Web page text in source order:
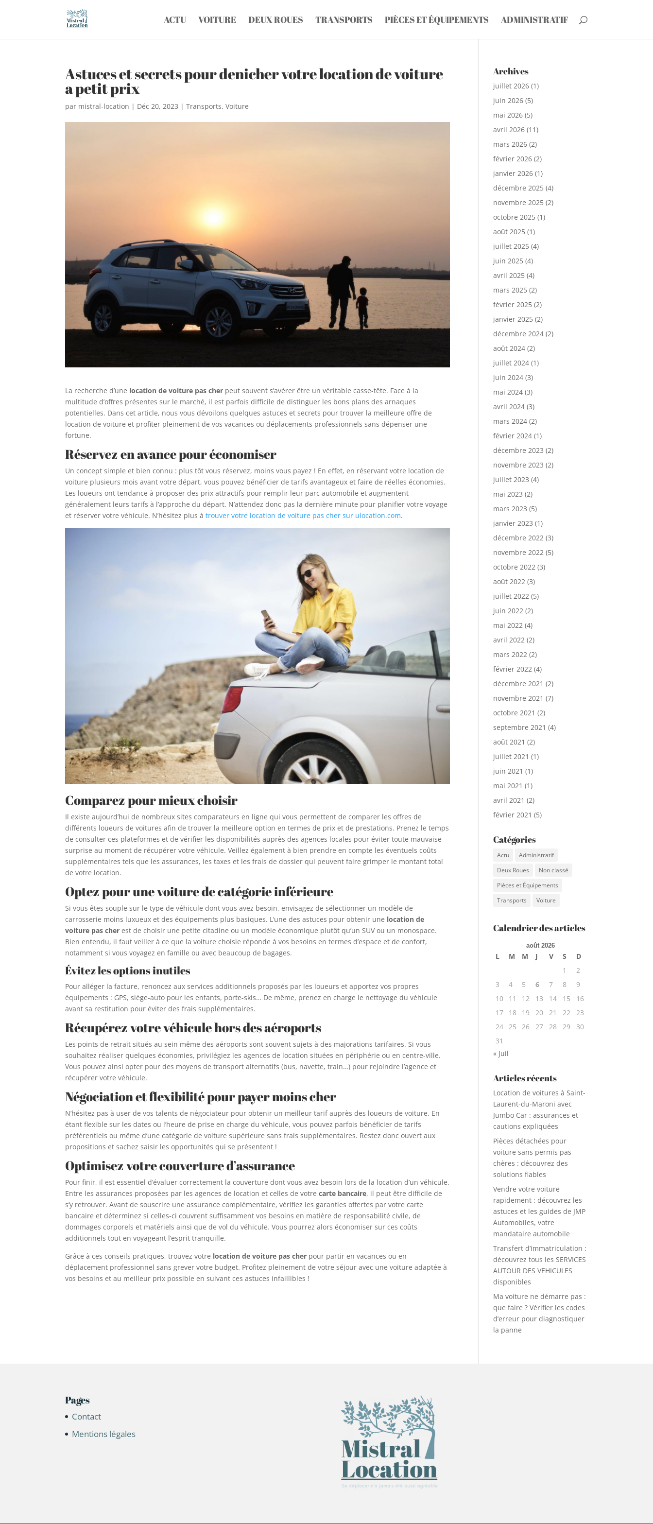
ACTU VOITURE DEUX ROUES TRANSPORTS PIÈCES ET ÉQUIPEMENTS ADMINISTRATIF
Astuces et secrets pour denicher votre location de voiture
a petit prix
par mistral-location | Déc 20, 2023 |Transports,Voiture
La recherche d’une location de voiture pas cher peut souvent s’avérer être un véritable casse-tête. Face à la
multitude d’offres présentes sur le marché, il est parfois difficile de distinguer les bons plans des arnaques
potentielles. Dans cet article, nous vous dévoilons quelques astuces et secrets pour trouver la meilleure offre de
location de voiture et profiter pleinement de vos vacances ou déplacements professionnels sans dépenser une
fortune.
Réservez en avance pour économiser
Un concept simple et bien connu : plus tôt vous réservez, moins vous payez ! En effet, en réservant votre location de
voiture plusieurs mois avant votre départ, vous pouvez bénéficier de tarifs avantageux et faire de réelles économies.
Les loueurs ont tendance à proposer des prix attractifs pour remplir leur parc automobile et augmentent
généralement leurs tarifs à l’approche du départ. N’attendez donc pas la dernière minute pour planifier votre voyage
et réserver votre véhicule. N’hésitez plus àtrouver votre location de voiture pas cher sur ulocation.com.
Comparez pour mieux choisir
Il existe aujourd’hui de nombreux sites comparateurs en ligne qui vous permettent de comparer les offres de
différents loueurs de voitures afin de trouver la meilleure option en termes de prix et de prestations. Prenez le temps
de consulter ces plateformes et de vérifier les disponibilités auprès des agences locales pour éviter toute mauvaise
surprise au moment de récupérer votre véhicule. Veillez également à bien prendre en compte les éventuels coûts
supplémentaires tels que les assurances, les taxes et les frais de dossier qui peuvent faire grimper le montant total
de votre location.
Optez pour une voiture de catégorie inférieure
Si vous êtes souple sur le type de véhicule dont vous avez besoin, envisagez de sélectionner un modèle de
carrosserie moins luxueux et des équipements plus basiques. L’une des astuces pour obtenir une location de
voiture pas cher est de choisir une petite citadine ou un modèle économique plutôt qu’un SUV ou un monospace.
Bien entendu, il faut veiller à ce que la voiture choisie réponde à vos besoins en termes d’espace et de confort,
notamment si vous voyagez en famille ou avec beaucoup de bagages.
Évitez les options inutiles
Pour alléger la facture, renoncez aux services additionnels proposés par les loueurs et apportez vos propres
équipements : GPS, siège-auto pour les enfants, porte-skis… De même, prenez en charge le nettoyage du véhicule
avant sa restitution pour éviter des frais supplémentaires.
Récupérez votre véhicule hors des aéroports
Les points de retrait situés au sein même des aéroports sont souvent sujets à des majorations tarifaires. Si vous
souhaitez réaliser quelques économies, privilégiez les agences de location situées en périphérie ou en centre-ville.
Vous pouvez ainsi opter pour des moyens de transport alternatifs (bus, navette, train…) pour rejoindre l’agence et
récupérer votre véhicule.
Négociation et flexibilité pour payer moins cher
N’hésitez pas à user de vos talents de négociateur pour obtenir un meilleur tarif auprès des loueurs de voiture. En
étant flexible sur les dates ou l’heure de prise en charge du véhicule, vous pouvez parfois bénéficier de tarifs
préférentiels ou même d’une catégorie de voiture supérieure sans frais supplémentaires. Restez donc ouvert aux
propositions et sachez saisir les opportunités qui se présentent !
Optimisez votre couverture d’assurance
Pour finir, il est essentiel d’évaluer correctement la couverture dont vous avez besoin lors de la location d’un véhicule.
Entre les assurances proposées par les agences de location et celles de votrecarte bancaire, il peut être difficile de
s’y retrouver. Avant de souscrire une assurance complémentaire, vérifiez les garanties offertes par votre carte
bancaire et déterminez si celles-ci couvrent suffisamment vos besoins en matière de responsabilité civile, de
dommages corporels et matériels ainsi que de vol du véhicule. Vous pourrez alors économiser sur ces coûts
additionnels tout en voyageant l’esprit tranquille.
Grâce à ces conseils pratiques, trouvez votre location de voiture pas cher pour partir en vacances ou en
déplacement professionnel sans grever votre budget. Profitez pleinement de votre séjour avec une voiture adaptée à
vos besoins et au meilleur prix possible en suivant ces astuces infaillibles !
Archives
juillet 2026 (1)
juin 2026 (5)
mai 2026 (5)
avril 2026 (11)
mars 2026 (2)
février 2026 (2)
janvier 2026 (1)
décembre 2025 (4)
novembre 2025 (2)
octobre 2025 (1)
août 2025 (1)
juillet 2025 (4)
juin 2025 (4)
avril 2025 (4)
mars 2025 (2)
février 2025 (2)
janvier 2025 (2)
décembre 2024 (2)
août 2024 (2)
juillet 2024 (1)
juin 2024 (3)
mai 2024 (3)
avril 2024 (3)
mars 2024 (2)
février 2024 (1)
décembre 2023 (2)
novembre 2023 (2)
juillet 2023 (4)
mai 2023 (2)
mars 2023 (5)
janvier 2023 (1)
décembre 2022 (3)
novembre 2022 (5)
octobre 2022 (3)
août 2022 (3)
juillet 2022 (5)
juin 2022 (2)
mai 2022 (4)
avril 2022 (2)
mars 2022 (2)
février 2022 (4)
décembre 2021 (2)
novembre 2021 (7)
octobre 2021 (2)
septembre 2021 (4)
août 2021 (2)
juillet 2021 (1)
juin 2021 (1)
mai 2021 (1)
avril 2021 (2)
février 2021 (5)
Catégories
Actu
Administratif
Deux Roues
Non classé
Pièces et Équipements
Transports
Voiture
Calendrier des articles
août 2026
L M M J V S
D
1
2
3
4 5 6 7 8
9
10
11 12 13 14 15
16
17
18 19 20 21 22
23
24 25 26 27 28 29
30
31
« Juil
Articles récents
Location de voitures à Saint-
Laurent-du-Maroni avec
Jumbo Car : assurances et
cautions expliquées
Pièces détachées pour
voiture sans permis pas
chères : découvrez des
solutions fiables
Vendre votre voiture
rapidement : découvrez les
astuces et les guides de JMP
Automobiles, votre
mandataire automobile
Transfert d’immatriculation :
découvrez tous les SERVICES
AUTOUR DES VEHICULES
disponibles
Ma voiture ne démarre pas :
que faire ? Vérifier les codes
d’erreur pour diagnostiquer
la panne
Pages
Contact
Mentions légales